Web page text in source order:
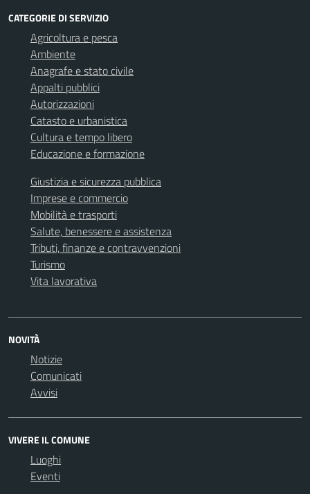
CATEGORIE DI SERVIZIO
Agricoltura e pesca
Ambiente
Anagrafe e stato civile
Appalti pubblici
Autorizzazioni
Catasto e urbanistica
Cultura e tempo libero
Educazione e formazione
Giustizia e sicurezza pubblica
Imprese e commercio
Mobilità e trasporti
Salute, benessere e assistenza
Tributi, finanze e contravvenzioni
Turismo
Vita lavorativa
NOVITÀ
Notizie
Comunicati
Avvisi
VIVERE IL COMUNE
Luoghi
Eventi